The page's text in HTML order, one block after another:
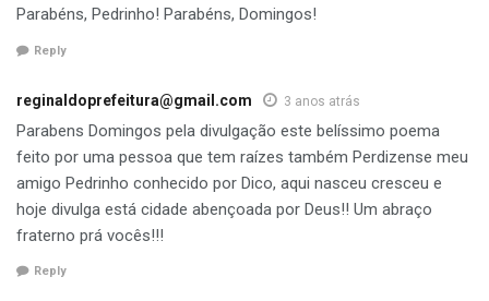
Parabéns, Pedrinho! Parabéns, Domingos!
Reply
reginaldoprefeitura@gmail.com 3 anos atrás
Parabens Domingos pela divulgação este belíssimo poema
feito por uma pessoa que tem raízes também Perdizense meu
amigo Pedrinho conhecido por Dico, aqui nasceu cresceu e
hoje divulga está cidade abençoada por Deus!! Um abraço
fraterno prá vocês!!!
Reply